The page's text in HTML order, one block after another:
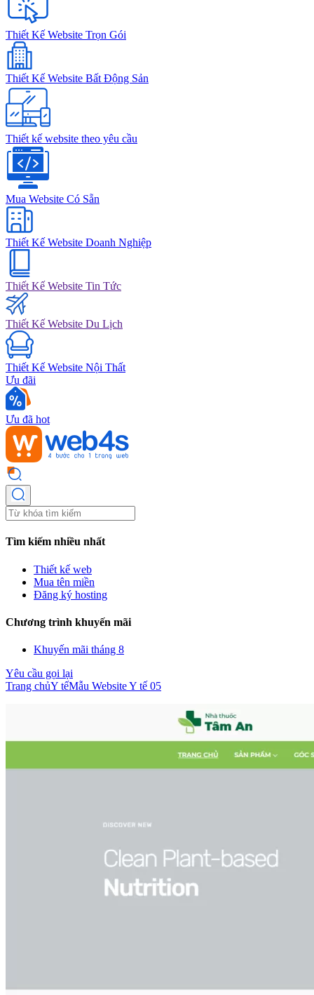
Thiết Kế Website Trọn Gói
Thiết Kế Website Bất Động Sản
Thiết kế website theo yêu cầu
Mua Website Có Sẵn
Thiết Kế Website Doanh Nghiệp
Thiết Kế Website Tin Tức
Thiết Kế Website Du Lịch
Thiết Kế Website Nội Thất
Ưu đãi
Ưu đã hot
Tìm kiếm nhiều nhất
Thiết kế web
Mua tên miền
Đăng ký hosting
Chương trình khuyến mãi
Khuyến mãi tháng 8
Yêu cầu gọi lại
Trang chủY tếMẫu Website Y tế 05